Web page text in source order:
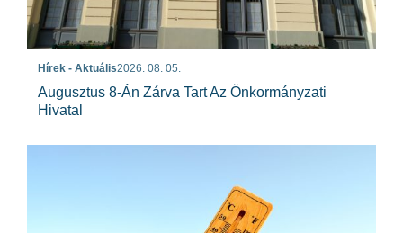
Hírek - Aktuális2026. 08. 05.
Augusztus 8-Án Zárva Tart Az Önkormányzati
Hivatal